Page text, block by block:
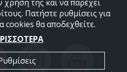
χρήση της και να παρέχει
Πατήστε ρυθμίσεις για
cookies θα αποδεχθείτε.